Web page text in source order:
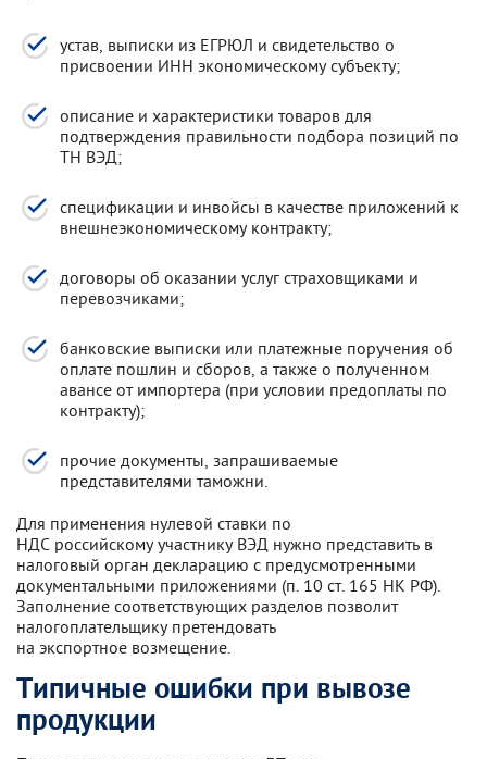
устав, выписки из ЕГРЮЛ и свидетельство о
присвоении ИНН экономическому субъекту;
описание и характеристики товаров для
подтверждения правильности подбора позиций по
ТН ВЭД;
спецификации и инвойсы в качестве приложений к
внешнеэкономическому контракту;
договоры об оказании услуг страховщиками и
перевозчиками;
банковские выписки или платежные поручения об
оплате пошлин и сборов, а также о полученном
авансе от импортера (при условии предоплаты по
контракту);
прочие документы, запрашиваемые
представителями таможни.
Для применения нулевой ставки по
НДС российскому участнику ВЭД нужно представить в
налоговый орган декларацию с предусмотренными
документальными приложениями (п. 10 ст. 165 НК РФ).
Заполнение соответствующих разделов позволит
налогоплательщику претендовать
на экспортное возмещение.
Типичные ошибки при вывозе
продукции